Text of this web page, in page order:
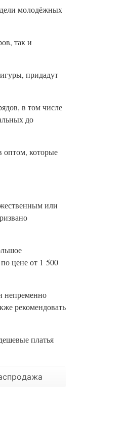
молодёжных
так и
придадут
в том числе
до
оптом, которые
или
цене от 1 500
непременно
рекомендовать
платья